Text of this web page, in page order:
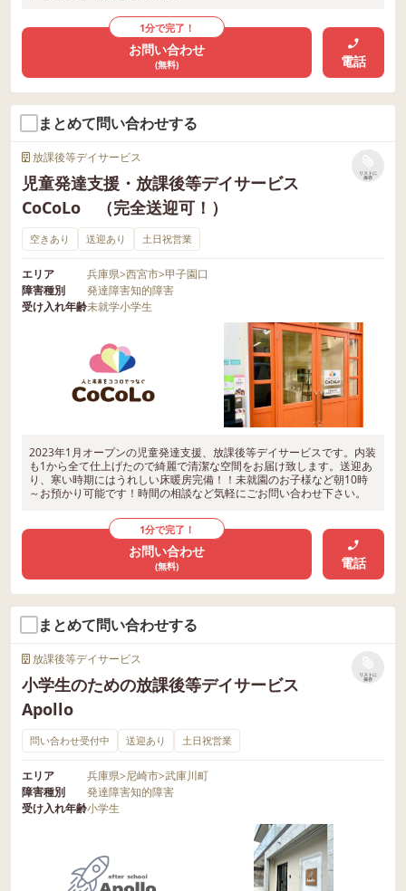
1分で完了！
お問い合わせ
(無料) 電話
まとめて問い合わせする
放課後等デイサービス
児童発達支援・放課後等デイサービス
CoCoLo （完全送迎可！）
リストに
保存
空きあり 送迎あり 土日祝営業
エリア 兵庫県>西宮市>甲子園口
障害種別
発達障害知的障害
受け入れ年齢未就学小学生
2023年1月オープンの児童発達支援、放課後等デイサービスです。内装
も1から全て仕上げたので綺麗で清潔な空間をお届け致します。送迎あ
り、寒い時期にはうれしい床暖房完備！！未就園のお子様など朝10時
～お預かり可能です！時間の相談など気軽にごお問い合わせ下さい。
1分で完了！
お問い合わせ
(無料) 電話
まとめて問い合わせする
放課後等デイサービス
小学生のための放課後等デイサービス
Apollo
リストに
保存
問い合わせ受付中 送迎あり 土日祝営業
エリア 兵庫県>尼崎市>武庫川町
障害種別
発達障害知的障害
受け入れ年齢小学生